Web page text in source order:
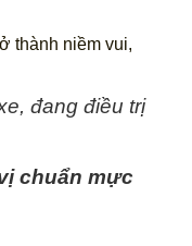
thành niềm vui,
đang điều trị
chuẩn mực